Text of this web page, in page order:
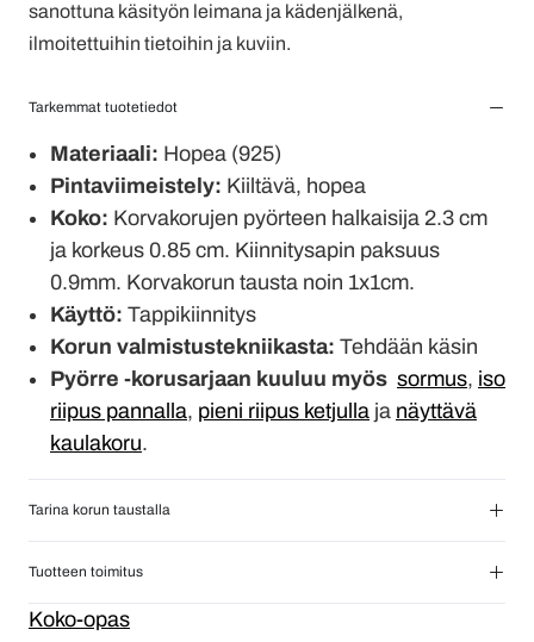
sanottuna käsityön leimana ja kädenjälkenä,
ilmoitettuihin tietoihin ja kuviin.
Tarkemmat tuotetiedot
Materiaali: Hopea (925)
Pintaviimeistely: Kiiltävä, hopea
Koko: Korvakorujen pyörteen halkaisija 2.3 cm
ja korkeus 0.85 cm. Kiinnitysapin paksuus
0.9mm. Korvakorun tausta noin 1x1cm.
Käyttö: Tappikiinnitys
Korun valmistustekniikasta: Tehdään käsin
Pyörre -korusarjaan kuuluu myös sormus, iso
riipus pannalla, pieni riipus ketjulla ja näyttävä
kaulakoru.
Tarina korun taustalla
Tuotteen toimitus
Koko-opas